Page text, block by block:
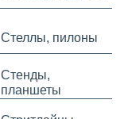
Стеллы, пилоны
Стенды,
планшеты